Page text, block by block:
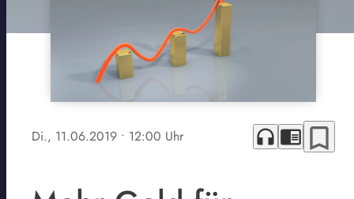
Di., 11.06.2019 • 12:00 Uhr headphones chrome_reader_mode bookmark_border